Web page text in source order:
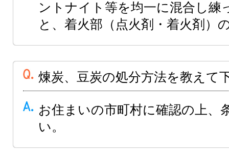
ントナイト等を均一に混合し練
と、着火部（点火剤・着火剤）
煉炭、豆炭の処分方法を教えて
お住まいの市町村に確認の上、
い。